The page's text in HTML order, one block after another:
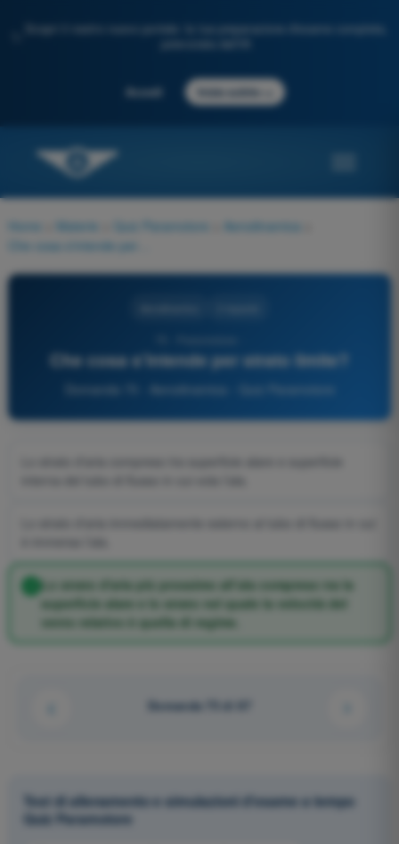
Scopri il nostro nuovo portale: la tua preparazione d'esame completa,
Accedi Inizia subito
Home Materie Quiz Paramotore Aerodinamica
Che cosa s'intende per strato limite?
Lo strato d'aria più prossimo all’ala compreso tra la
superficie alare e lo strato nel quale la velocità del
vento relativo è quella di regime.
Domanda 75 di 87
Test di allenamento e simulazioni d'esame a tempo
Quiz Paramotore